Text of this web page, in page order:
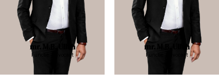
mr. M.B. Ullah
Functie: Advocaat
mr. M.B. Ullah
Functie: Advocaat